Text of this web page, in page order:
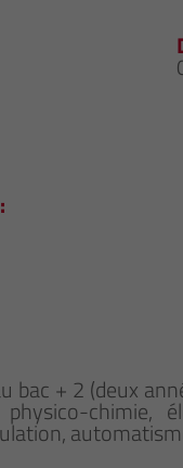
+ 2 (deux
chimie,